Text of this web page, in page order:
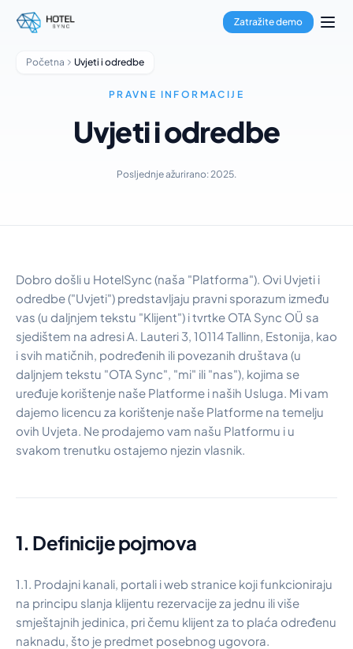
Prijeđi na glavni sadržaj
Rezervacijski sustav
Channel Manager
Obrada plaćanja
Multi-Property Hub
Aplikacija za domaćinstvo
Menadžeri objekata
Često postavljana pitanja
Blog
Partnerstva
HotelSync EDU
Bezbednost i povjerenje
Iskustva korisnika
Što očekivati
Popis promjena
Cijene
Zatražite demo
Zatražite demo
Početna Uvjeti i odredbe
PRAVNE INFORMACIJE
Uvjeti i odredbe
Posljednje ažurirano: 2025.
Dobro došli u HotelSync (naša "Platforma"). Ovi Uvjeti i
odredbe ("Uvjeti") predstavljaju pravni sporazum između
vas (u daljnjem tekstu "Klijent") i tvrtke OTA Sync OÜ sa
sjedištem na adresi A. Lauteri 3, 10114 Tallinn, Estonija, kao
i svih matičnih, podređenih ili povezanih društava (u
daljnjem tekstu "OTA Sync", "mi" ili "nas"), kojima se
uređuje korištenje naše Platforme i naših Usluga. Mi vam
dajemo licencu za korištenje naše Platforme na temelju
ovih Uvjeta. Ne prodajemo vam našu Platformu i u
svakom trenutku ostajemo njezin vlasnik.
1. Definicije pojmova
1.1. Prodajni kanali, portali i web stranice koji funkcioniraju
na principu slanja klijentu rezervacije za jednu ili više
smještajnih jedinica, pri čemu klijent za to plaća određenu
naknadu, što je predmet posebnog ugovora.